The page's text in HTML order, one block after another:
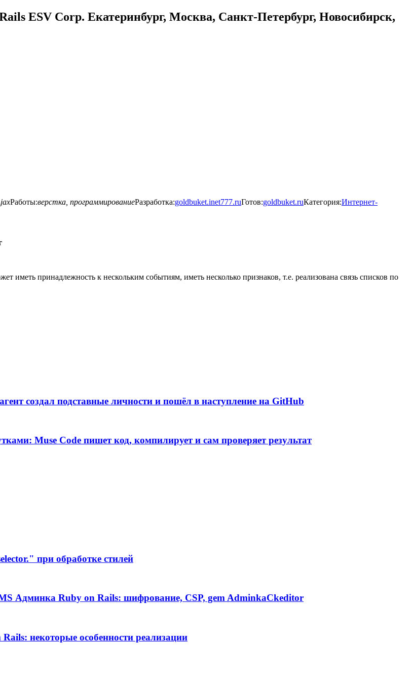
ESV Corp. Екатеринбург, Москва, Санкт-Петербург, Новосибирск,
Работы:верстка, программированиеРазработка:goldbuket.inet777.ruГотов:goldbuket.ruКатегория:Интернет-
иметь принадлежность к нескольким событиям, иметь несколько признаков, т.е. реализована связь списков по
создал подставные личности и пошёл в наступление на GitHub
Muse Code пишет код, компилирует и сам проверяет результат
при обработке стилей
Админка Ruby on Rails: шифрование, CSP, gem AdminkaCkeditor
некоторые особенности реализации